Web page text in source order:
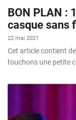
BON PLAN :
casque sans
22 mai 2021
Cet article contient
touchons une petite